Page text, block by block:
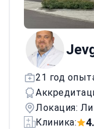
21 год
Локация:
Клиника: